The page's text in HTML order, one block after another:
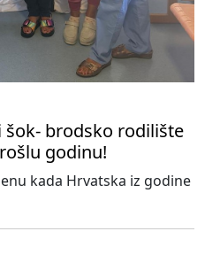
šok- brodsko rodilište
godinu!
kada Hrvatska iz godine